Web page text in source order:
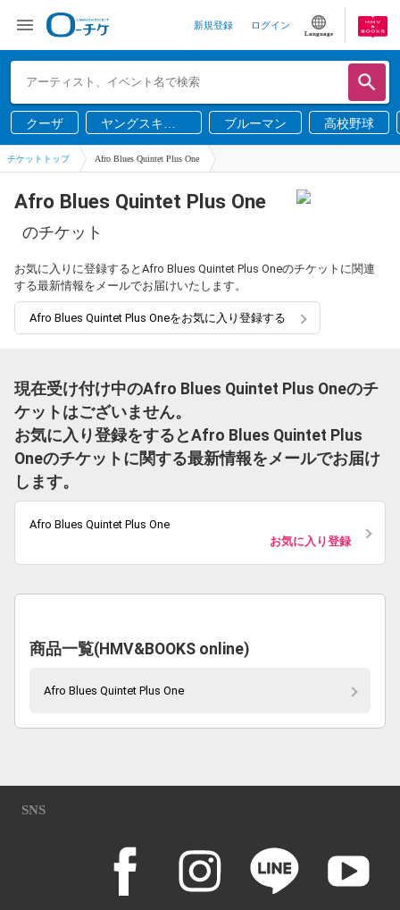
新規登録 ログイン
Language
クーザ
ヤングスキニ
ー
ブルーマン 高校野球
チケットトップ Afro Blues Quintet Plus One
Afro Blues Quintet Plus One
のチケット
お気に入りに登録するとAfro Blues Quintet Plus Oneのチケットに関連
する最新情報をメールでお届けいたします。
Afro Blues Quintet Plus Oneをお気に入り登録する
現在受け付け中のAfro Blues Quintet Plus Oneのチ
ケットはございません。
お気に入り登録をするとAfro Blues Quintet Plus
Oneのチケットに関する最新情報をメールでお届け
します。
Afro Blues Quintet Plus One
お気に入り登録
商品一覧(HMV&BOOKS online)
Afro Blues Quintet Plus One
SNS